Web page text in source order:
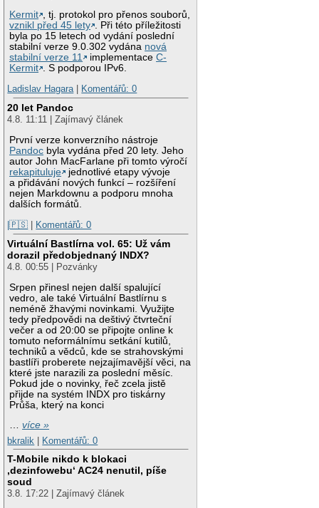
Kermit
, tj. protokol pro přenos souborů,
vznikl před 45 lety
. Při této příležitosti
byla po 15 letech od vydání poslední
stabilní verze 9.0.302 vydána nová
stabilní verze 11
implementaceC-
Kermit
. S podporou IPv6.
Ladislav Hagara| Komentářů: 0
20 let Pandoc
4.8. 11:11 | Zajímavý článek
První verze konverzního nástroje
Pandoc byla vydána před 20 lety. Jeho
autor John MacFarlane při tomto výročí
rekapituluje
jednotlivé etapy vývoje
a přidávání nových funkcí – rozšíření
nejen Markdownu a podporu mnoha
dalších formátů.
|🇵🇸
Komentářů: 0
Virtuální Bastlírna vol. 65: Už vám
dorazil předobjednaný INDX?
4.8. 00:55 | Pozvánky
Srpen přinesl nejen další spalující
vedro, ale také Virtuální Bastlírnu s
neméně žhavými novinkami. Využijte
tedy předpovědi na deštivý čtvrteční
večer a od 20:00 se připojte online k
tomuto neformálnímu setkání kutilů,
techniků a vědců, kde se strahovskými
bastlíři proberete nejzajímavější věci, na
které jste narazili za poslední měsíc.
Pokud jde o novinky, řeč zcela jistě
přijde na systém INDX pro tiskárny
Průša, který na konci
…více »
bkralik | Komentářů: 0
T-Mobile nikdo k blokaci
‚dezinfowebu‘ AC24 nenutil, píše
soud
3.8. 17:22 | Zajímavý článek